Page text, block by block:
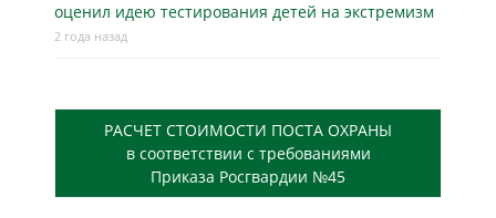
оценил идею тестирования детей на экстремизм
2 года назад
РАСЧЕТ СТОИМОСТИ ПОСТА ОХРАНЫ
в соответствии с требованиями
Приказа Росгвардии №45